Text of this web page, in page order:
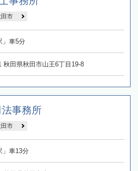
市
」車5分
秋田県秋田市山王6丁目19-8
事務所
市
」車13分